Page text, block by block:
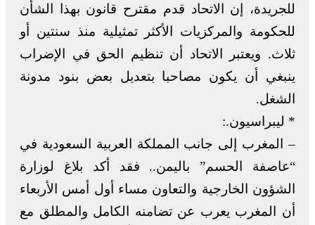
للجريدة، إن الاتحاد قدم مقترح قانون بهذا الشأن
للحكومة والمركزيات الأكثر تمثيلية منذ سنتين أو
ثلاث. ويعتبر الاتحاد أن تنظيم الحق في الإضراب
ينبغي أن يكون مصاحبا بتعديل بعض بنود مدونة
الشغل.
* ليبراسيون.:
– المغرب إلى جانب المملكة العربية السعودية في
“عاصفة الحسم” باليمن.. فقد أكد بلاغ لوزارة
الشؤون الخارجية والتعاون مساء أول أمس الأربعاء
أن المغرب يعرب عن تضامنه الكامل والمطلق مع